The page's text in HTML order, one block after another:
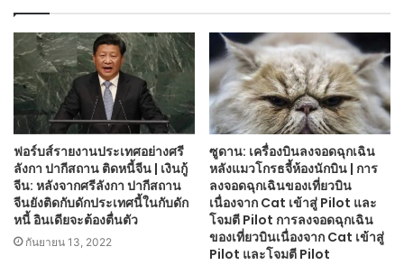
ฟอร์บส์รายงานประเทศอย่างศรี
ลังกา ปากีสถาน ติดหนี้จีน | เงินกู้
จีน: หลังจากศรีลังกา ปากีสถาน
จีนยังติดกับดักประเทศนี้ในกับดัก
หนี้ อินเดียจะต้องตื่นตัว
กันยายน 13, 2022
ซูดาน: เครื่องบินลงจอดฉุกเฉิน
หลังแมวโกรธจี้ห้องนักบิน | การ
ลงจอดฉุกเฉินของเที่ยวบิน
เนื่องจาก Cat เข้าสู่ Pilot และ
โจมตี Pilot การลงจอดฉุกเฉิน
ของเที่ยวบินเนื่องจาก Cat เข้าสู่
Pilot และโจมตี Pilot